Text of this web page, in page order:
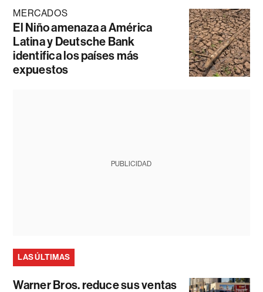
MERCADOS
El Niño amenaza a América
Latina y Deutsche Bank
identifica los países más
expuestos
PUBLICIDAD
LAS ÚLTIMAS
Warner Bros. reduce sus ventas